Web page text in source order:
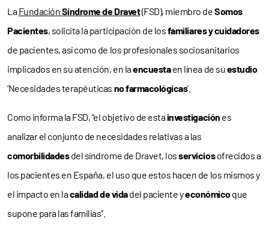
LaFundaciónSíndrome de Dravet(FSD), miembro deSomos
Pacientes, solicita la participación de losfamiliares y cuidadores
de pacientes, así como de los profesionales sociosanitarios
implicados en su atención, en laencuestaen línea de suestudio
‘Necesidades terapéuticas no farmacológicas’.
Como informa la FSD, “el objetivo de estainvestigación es
analizar el conjunto de necesidades relativas a las
comorbilidadesdel síndrome de Dravet, losserviciosofrecidos a
los pacientes en España, el uso que estos hacen de los mismos y
el impacto en lacalidad de vidadel paciente yeconómicoque
supone para las familias”.